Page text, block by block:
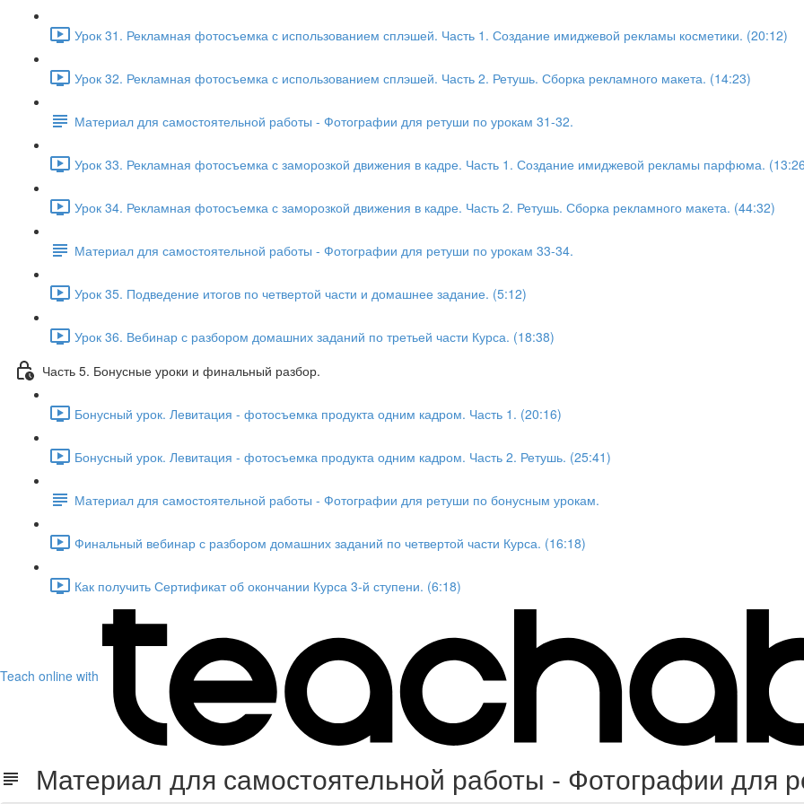
Урок 31. Рекламная фотосъемка с использованием сплэшей. Часть 1. Создание имиджевой рекламы косметики. (20:12)
Урок 32. Рекламная фотосъемка с использованием сплэшей. Часть 2. Ретушь. Сборка рекламного макета. (14:23)
Материал для самостоятельной работы - Фотографии для ретуши по урокам 31-32.
Урок 33. Рекламная фотосъемка с заморозкой движения в кадре. Часть 1. Создание имиджевой рекламы парфюма.
Урок 34. Рекламная фотосъемка с заморозкой движения в кадре. Часть 2. Ретушь. Сборка рекламного макета. (44:32)
Материал для самостоятельной работы - Фотографии для ретуши по урокам 33-34.
Урок 35. Подведение итогов по четвертой части и домашнее задание. (5:12)
Урок 36. Вебинар с разбором домашних заданий по третьей части Курса. (18:38)
Часть 5. Бонусные уроки и финальный разбор.
Бонусный урок. Левитация - фотосъемка продукта одним кадром. Часть 1. (20:16)
Бонусный урок. Левитация - фотосъемка продукта одним кадром. Часть 2. Ретушь. (25:41)
Материал для самостоятельной работы - Фотографии для ретуши по бонусным урокам.
Финальный вебинар с разбором домашних заданий по четвертой части Курса. (16:18)
Как получить Сертификат об окончании Курса 3-й ступени. (6:18)
Teach online with
Материал для самостоятельной работы - Фотографии для